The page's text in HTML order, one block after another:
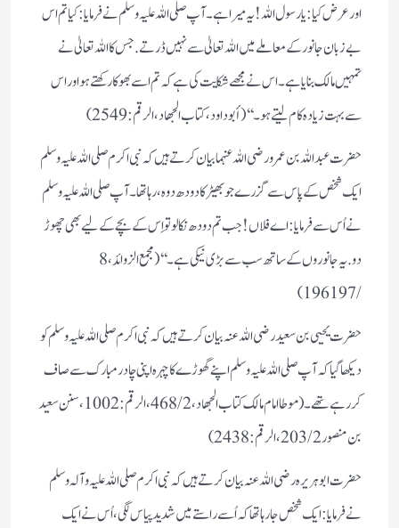
اور عرض کیا: یا رسول اللہ! یہ میرا ہے۔ آپ صلی اللہ علیہ وسلم نے فرمایا: کیا تم اس
بے زبان جانور کے معاملے میں اللہ تعالیٰ سے نہیں ڈرتے. جس کا اللہ تعالیٰ نے
تمہیں مالک بنایا ہے۔ اس نے مجھے شکایت کی ہے کہ تم اسے بھوکا رکھتے ہو اور اس
سے بہت زیادہ کام لیتے ہو۔‘‘( أبو داود، کتاب الجهاد، الرقم: 2549)
حضرت عبد اللہ بن عمرو رضی اللہ عنہما بیان کرتے ہیں کہ نبی اکرم صلی اللہ علیہ وسلم
ایک شخص کے پاس سے گزرے جو بھیڑ کا دودھ دوہ، رہا تھا۔ آپ صلی اللہ علیہ وسلم
نے اُس سے فرمایا: اے فلاں! جب تم دودھ نکالو تو اِس کے بچے کے لیے بھی چھوڑ
دو. یہ جانوروں کے ساتھ سب سے بڑی نیکی ہے۔‘‘( مجمع الزوائد، 8
/196197)
حضرت یحیی بن سعید رضی اللہ عنہ بیان کرتے ہیں کہ نبی اکرم صلی اللہ علیہ وسلم کو
دیکھا گیا کہ آپ صلی اللہ علیہ وسلم اپنے گھوڑے کا چہرہ اپنی چادر مبارک سے صاف
کر رہے تھے۔
(موطا امام مالک کتاب الجهاد، 2 /468، الرقم: 1002، سنن سعيد
بن منصور 2 /203، الرقم: 2438)
حضرت ابو ہریرہ رضی اللہ عنہ بیان کرتے ہیں کہ نبی اکرم صلی اللہ علیہ وآلہ وسلم
نے فرمایا: ایک شخص جا رہا تھا کہ اُسے راستے میں شدید پیاس لگی، اُس نے ایک